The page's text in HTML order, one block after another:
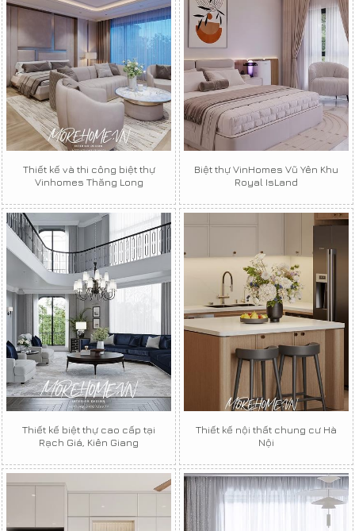
Thiết kế và thi công biệt thự
Vinhomes Thăng Long
Biệt thự VinHomes Vũ Yên Khu
Royal IsLand
Thiết kế biệt thự cao cấp tại
Rạch Giá, Kiên Giang
Thiết kế nội thất chung cư Hà
Nội